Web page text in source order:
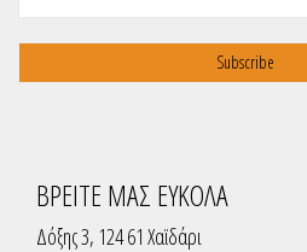
ΒΡΕΙΤΕ ΜΑΣ ΕΥΚΟΛΑ
Δόξης 3, 124 61 Χαϊδάρι